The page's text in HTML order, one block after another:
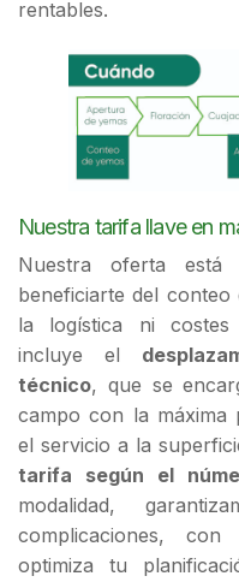
rentables.
Nuestra tarifa llave en
Nuestra oferta está
beneficiarte del
la logística ni costes
incluye el
técnico, que se
campo con la máxima
el servicio a la
tarifa según el
modalidad,
complicaciones,
optimiza tu